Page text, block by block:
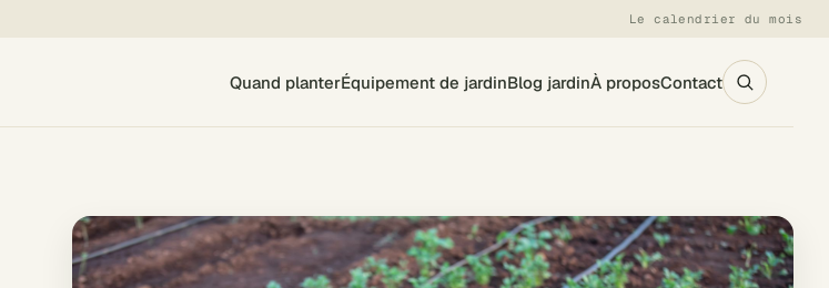
Le calendrier du mois
Quand planterÉquipement de jardinBlog jardinÀ proposContact